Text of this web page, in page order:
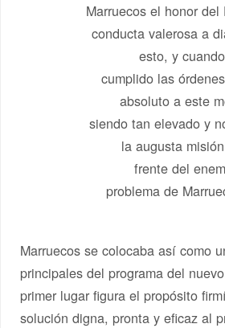
Marruecos el honor
conducta valerosa a
esto, y
cumplido las
absoluto a este
siendo tan elevado y
la augusta
frente del
problema de
Marruecos se colocaba así como
principales del programa del
primer lugar figura el propósito
solución digna, pronta y eficaz al